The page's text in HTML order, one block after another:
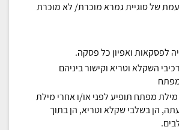
של סוגיית גמרא מוכרת/ לא מוכרת
לפסקאות ואפיון כל פסקה.
השקלא וטריא וקישור ביניהם
מילת מפתח תופיע לפני או/ו אחרי מילת
הן בשלבי שקלא וטריא, הן בתוך